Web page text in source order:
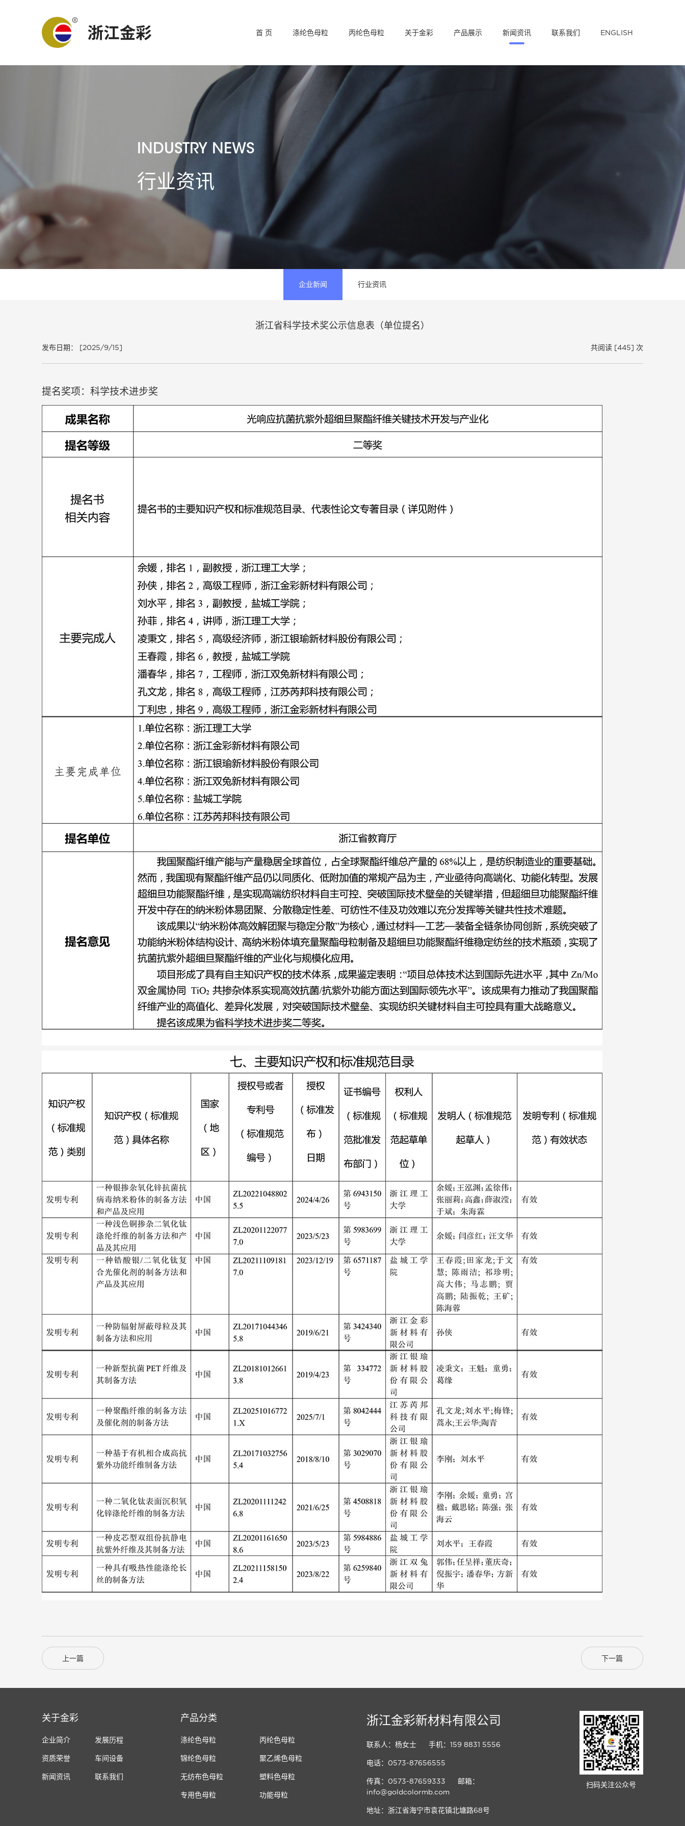
首 页 涤纶色母粒 丙纶色母粒 关于金彩 产品展示 新闻资讯 联系我们 ENGLISH
INDUSTRY NEWS
行业资讯
企业新闻 行业资讯
浙江省科学技术奖公示信息表（单位提名）
发布日期： [2025/9/15] 共阅读 [445] 次
提名奖项：科学技术进步奖
上一篇 下一篇
关于金彩
企业简介 发展历程
资质荣誉 车间设备
新闻资讯 联系我们
产品分类
涤纶色母粒 丙纶色母粒
锦纶色母粒 聚乙烯色母粒
无纺布色母粒 塑料色母粒
专用色母粒 功能母粒
浙江金彩新材料有限公司
联系人：杨女士 手机：159 8831 5556
电话：0573-87656555
传真：0573-87659333
邮箱：
info@goldcolormb.com
地址：浙江省海宁市袁花镇北塘路68号
扫码关注公众号